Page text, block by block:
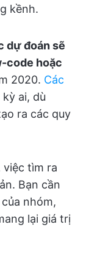
kềnh.
dự đoán sẽ
code hoặc
2020. Các
ai, dù
ra các quy
việc tìm ra
Bạn cần
nhóm,
lại giá trị